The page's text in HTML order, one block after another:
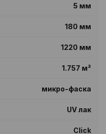
5 мм
180 мм
1220 мм
1.757 м²
микро-фаска
UV лак
Click